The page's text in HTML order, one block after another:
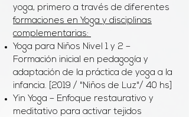
yoga, primero a través de diferentes
formaciones en Yoga y disciplinas
complementarias:
Yoga para Niños Nivel 1 y 2 –
Formación inicial en pedagogía y
adaptación de la práctica de yoga a la
infancia. [2019 / "Niños de Luz"/ 40 hs]
Yin Yoga – Enfoque restaurativo y
meditativo para activar tejidos